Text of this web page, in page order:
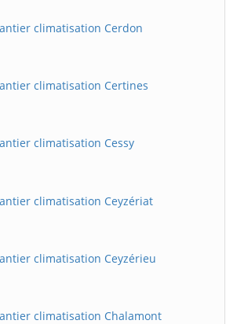
climatisation Cerdon
climatisation Certines
climatisation Cessy
climatisation Ceyzériat
climatisation Ceyzérieu
climatisation Chalamont